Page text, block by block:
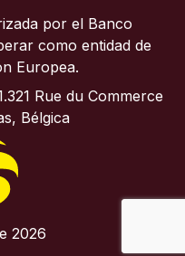
por el Banco
como entidad de
Europea.
Rue du Commerce
Bélgica
2026